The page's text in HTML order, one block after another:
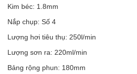
Kim béc: 1.8mm
Nắp chụp: Số 4
Lượng hơi tiêu thụ: 250l/min
Lượng sơn ra: 220ml/min
Bảng rộng phun: 180mm